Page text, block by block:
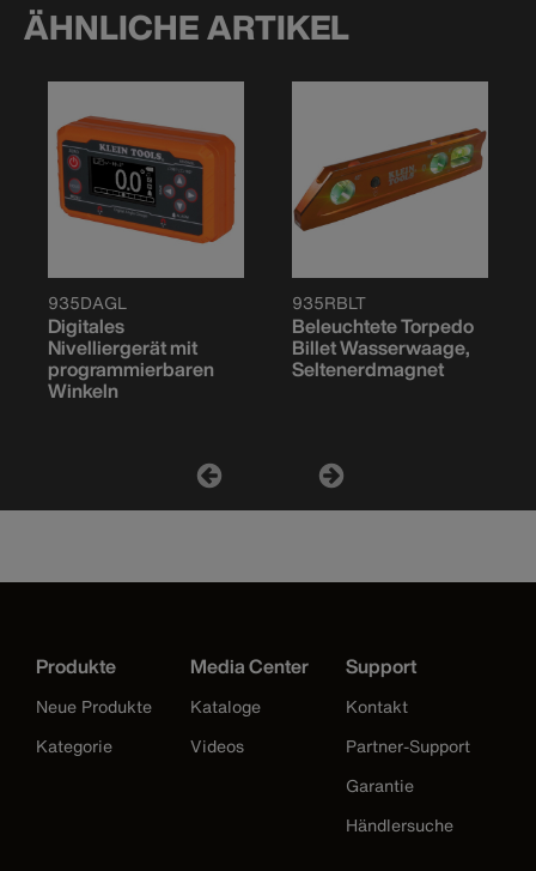
ÄHNLICHE ARTIKEL
935DAGL
Digitales
Nivelliergerät mit
programmierbaren
Winkeln
935RBLT
Beleuchtete Torpedo
Billet Wasserwaage,
Seltenerdmagnet
Produkte
Neue Produkte
Kategorie
Media Center
Kataloge
Videos
Support
Kontakt
Partner-Support
Garantie
Händlersuche